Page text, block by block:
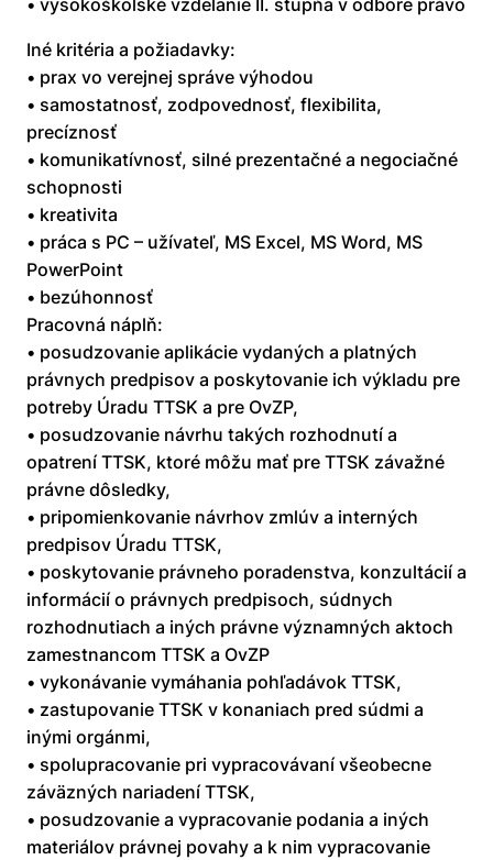
• vysokoškolské vzdelanie II. stupňa v odbore právo
Iné kritéria a požiadavky:
• prax vo verejnej správe výhodou
• samostatnosť, zodpovednosť, flexibilita,
precíznosť
• komunikatívnosť, silné prezentačné a negociačné
schopnosti
• kreativita
• práca s PC – užívateľ, MS Excel, MS Word, MS
PowerPoint
• bezúhonnosť
Pracovná náplň:
• posudzovanie aplikácie vydaných a platných
právnych predpisov a poskytovanie ich výkladu pre
potreby Úradu TTSK a pre OvZP,
• posudzovanie návrhu takých rozhodnutí a
opatrení TTSK, ktoré môžu mať pre TTSK závažné
právne dôsledky,
• pripomienkovanie návrhov zmlúv a interných
predpisov Úradu TTSK,
• poskytovanie právneho poradenstva, konzultácií a
informácií o právnych predpisoch, súdnych
rozhodnutiach a iných právne významných aktoch
zamestnancom TTSK a OvZP
• vykonávanie vymáhania pohľadávok TTSK,
• zastupovanie TTSK v konaniach pred súdmi a
inými orgánmi,
• spolupracovanie pri vypracovávaní všeobecne
záväzných nariadení TTSK,
• posudzovanie a vypracovanie podania a iných
materiálov právnej povahy a k nim vypracovanie